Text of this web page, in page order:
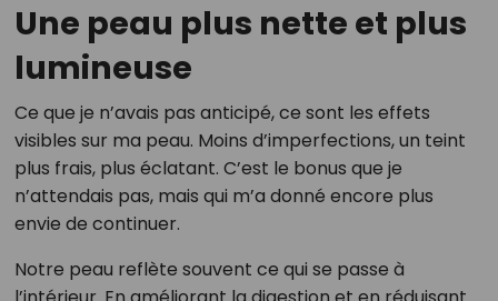
Une peau plus nette et plus
lumineuse
Ce que je n’avais pas anticipé, ce sont les effets
visibles sur ma peau. Moins d’imperfections, un teint
plus frais, plus éclatant. C’est le bonus que je
n’attendais pas, mais qui m’a donné encore plus
envie de continuer.
Notre peau reflète souvent ce qui se passe à